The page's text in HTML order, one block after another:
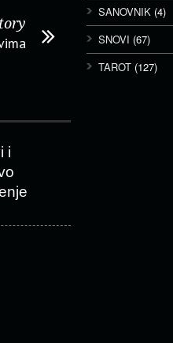
i
SANOVNIK (4)
SNOVI (67)
TAROT (127)